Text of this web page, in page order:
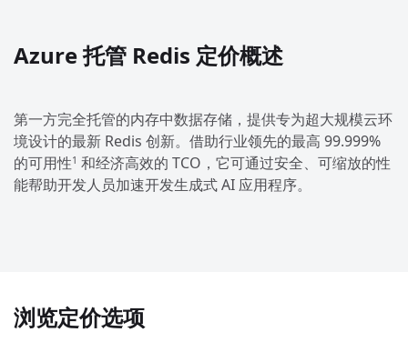
Azure 托管 Redis 定价概述
第一方完全托管的内存中数据存储，提供专为超大规模云环
境设计的最新 Redis 创新。借助行业领先的最高 99.999%
的可用性1 和经济高效的 TCO，它可通过安全、可缩放的性
能帮助开发人员加速开发生成式 AI 应用程序。
浏览定价选项